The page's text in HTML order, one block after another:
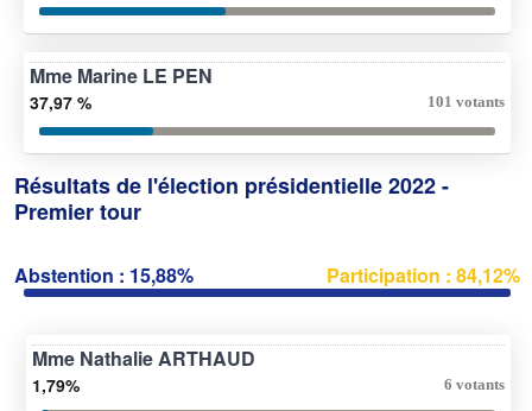
Mme Marine LE PEN
37,97 % 101 votants
Résultats de l'élection présidentielle 2022 -
Premier tour
Abstention : 15,88% Participation : 84,12%
Mme Nathalie ARTHAUD
1,79% 6 votants